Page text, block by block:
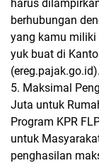
harus
berhubungan
yang kamu miliki
yuk buat di
(ereg.pajak.go.id).
5. Maksimal
Juta untuk
Program KPR
untuk
penghasilan